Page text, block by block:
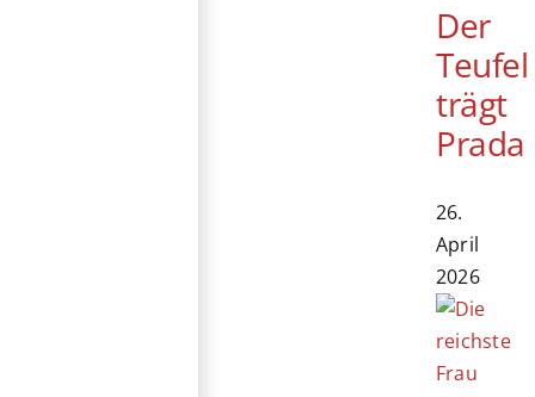
Der
Teufel
trägt
Prada
26.
April
2026